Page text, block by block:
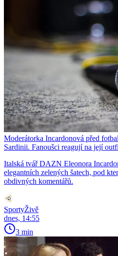
Moderátorka Incardonová před
Sardinii. Fanoušci reagují na její
Italská tvář DAZN Eleonora
elegantních zelených šatech, pod
obdivných komentářů.
SportyŽivě
dnes, 14:55
3 min